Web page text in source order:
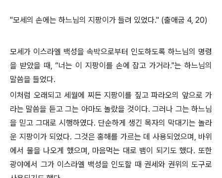
"모세의 손에는 하느님의 지팡이가 들려 있었다." (출애굽 4, 20)
모세가 이스라엘 백성을 속박으로부터 인도하도록 하느님의 명령
을 받았을 때, “너는 이 지팡이를 손에 잡고 가거라."는 하느님의
말씀을 들었다.
이처럼 오래되고 세월에 찌든 지팡이를 짚고 파라오의 앞으로 가
라는 말씀을 듣고 그는 아마도 놀랐을 것이다. 그러나 그는 하느님
을 믿고 그대로 시행하였다. 단순하게 생긴 목자의 막대기는 놀라
운 지팡이가 되었다. 그것은 홍해를 가르는 데 사용되었으며, 바위
에서 물을 나오게 했으며, 마음먹는 대로 뱀이 되기도 했다. 또한
광야에서 그가 이스라엘 백성을 인도할 때 권세와 권위의 도구로